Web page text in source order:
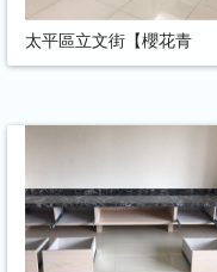
太平區立文街【櫻花青